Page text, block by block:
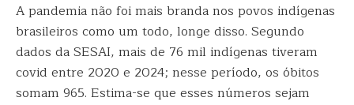
A pandemia não foi mais branda nos povos indígenas
brasileiros como um todo, longe disso. Segundo
dados da SESAI, mais de 76 mil indígenas tiveram
covid entre 2020 e 2024; nesse período, os óbitos
somam 965. Estima-se que esses números sejam